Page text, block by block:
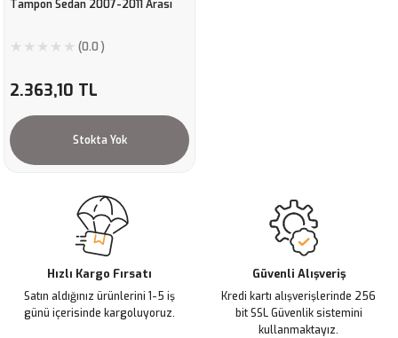
Tampon Sedan 2007-2011 Arası
(0.0 )
2.363,10 TL
Stokta Yok
Hızlı Kargo Fırsatı
Satın aldığınız ürünlerini 1-5 iş
günü içerisinde kargoluyoruz.
Güvenli Alışveriş
Kredi kartı alışverişlerinde 256
bit SSL Güvenlik sistemini
kullanmaktayız.